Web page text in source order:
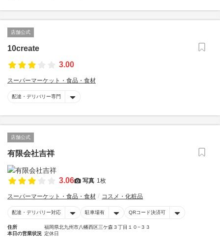
店舗公式
10create
3.00
スーパーマーケット・食品・食材
配達・デリバリー専門
店舗公式
有限会社吉祥
3.06 写真 1枚
スーパーマーケット・食品・食材 コスメ・化粧品
配達・デリバリー対応 駐車場有 QRコード決済可
住所
福岡県北九州市八幡西区三ケ森３丁目１０−３３
本日の営業状況 定休日